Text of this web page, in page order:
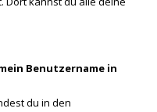
Benutzername in
du in den